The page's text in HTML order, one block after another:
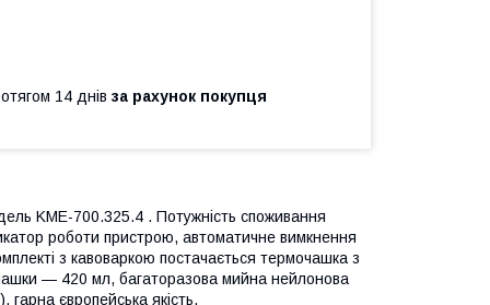
14 днів за рахунок покупця
KME-700.325.4 . Потужність споживання
роботи пристрою, автоматичне вимкнення
з кавоваркою постачається термочашка з
— 420 мл, багаторазова мийна нейлонова
європейська якість.